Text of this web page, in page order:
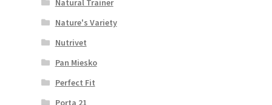
Natural Trainer
Nature's Variety
Nutrivet
Pan Miesko
Perfect Fit
Porta 21